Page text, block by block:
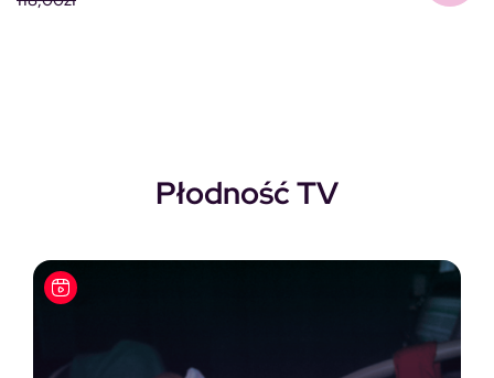
Płodność TV